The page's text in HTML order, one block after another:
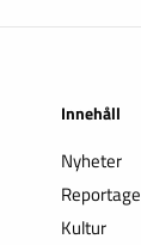
Innehåll
Nyheter
Reportage
Kultur